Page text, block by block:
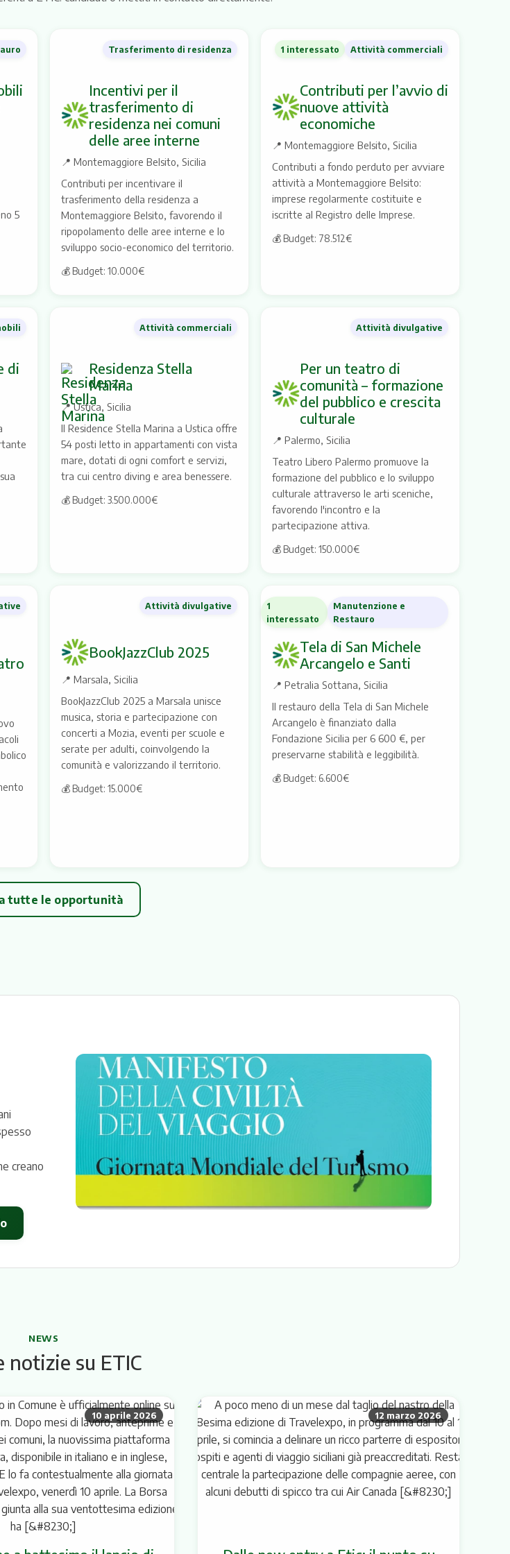
5
Trasferimento di residenza
Incentivi per il
trasferimento di
residenza nei comuni
delle aree interne
📍 Montemaggiore Belsito, Sicilia
Contributi per incentivare il
trasferimento della residenza a
Montemaggiore Belsito, favorendo il
ripopolamento delle aree interne e lo
sviluppo socio-economico del territorio.
💰 Budget: 10.000€
1 interessato Attività commerciali
Contributi per l’avvio di
nuove attività
economiche
📍 Montemaggiore Belsito, Sicilia
Contributi a fondo perduto per avviare
attività a Montemaggiore Belsito:
imprese regolarmente costituite e
iscritte al Registro delle Imprese.
💰 Budget: 78.512€
di
Attività commerciali
Residenza Stella
Marina
📍Ustica, Sicilia
Il Residence Stella Marina a Ustica offre
54 posti letto in appartamenti con vista
mare, dotati di ogni comfort e servizi,
tra cui centro diving e area benessere.
💰 Budget: 3.500.000€
Attività divulgative
Per un teatro di
comunità – formazione
del pubblico e crescita
culturale
📍 Palermo, Sicilia
Teatro Libero Palermo promuove la
formazione del pubblico e lo sviluppo
culturale attraverso le arti sceniche,
favorendo l'incontro e la
partecipazione attiva.
💰 Budget: 150.000€
Attività divulgative
BookJazzClub 2025
📍 Marsala, Sicilia
BookJazzClub 2025 a Marsala unisce
musica, storia e partecipazione con
concerti a Mozia, eventi per scuole e
serate per adulti, coinvolgendo la
comunità e valorizzando il territorio.
💰 Budget: 15.000€
1
interessato
Manutenzione e
Restauro
Tela di San Michele
Arcangelo e Santi
📍 Petralia Sottana, Sicilia
Il restauro della Tela di San Michele
Arcangelo è finanziato dalla
Fondazione Sicilia per 6 600 €, per
preservarne stabilità e leggibilità.
💰 Budget: 6.600€
tutte le opportunità
creano
NEWS
notizie su ETIC
10 aprile 2026 12 marzo 2026